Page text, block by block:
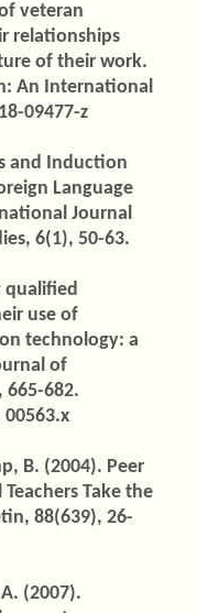
veteran
relationships
of their work.
An International
09477-z
and Induction
Language
Journal
6(1), 50-63.
qualified
use of
technology: a
of
665-682.
B. (2004). Peer
Take the
88(639), 26-
(2007).